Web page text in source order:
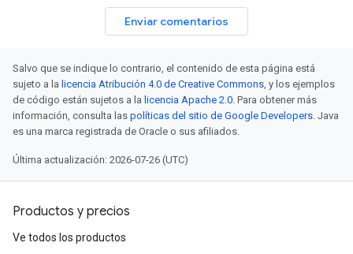
Enviar comentarios
Salvo que se indique lo contrario, el contenido de esta página está
sujeto a la licencia Atribución 4.0 de Creative Commons, y los ejemplos
de código están sujetos a la licencia Apache 2.0. Para obtener más
información, consulta las políticas del sitio de Google Developers. Java
es una marca registrada de Oracle o sus afiliados.
Última actualización: 2026-07-26 (UTC)
Productos y precios
Ve todos los productos